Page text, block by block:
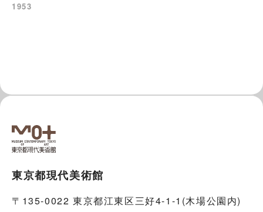
1953
東京都現代美術館
〒135-0022 東京都江東区三好4-1-1(木場公園内)